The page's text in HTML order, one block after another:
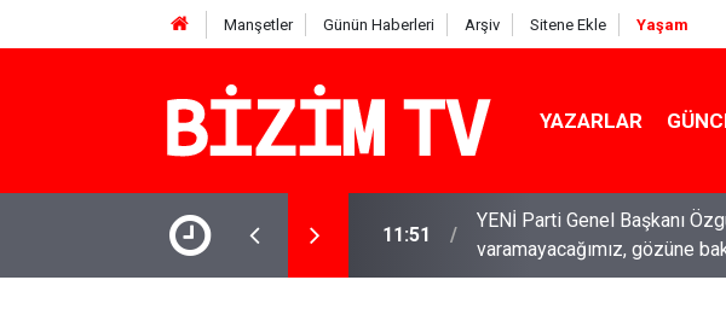
Manşetler Günün Haberleri Arşiv Sitene Ekle Yaşam
YAZARLAR
Çerçeve Yasa olumlu adım, ancak
11:51
YENİ Parti Genel Başkanı
varamayacağımız, gözüne